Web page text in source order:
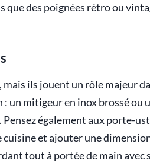
des poignées rétro ou
ils jouent un rôle majeur
un mitigeur en inox brossé ou
également aux porte-
et ajouter une
tout à portée de main avec